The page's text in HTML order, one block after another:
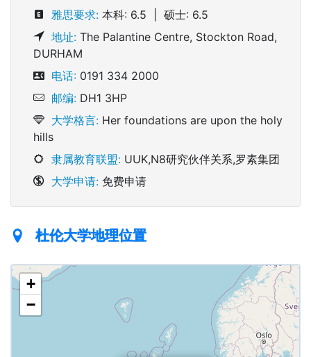
雅思要求: 本科: 6.5 | 硕士: 6.5
地址: The Palantine Centre, Stockton Road,
DURHAM
电话: 0191 334 2000
邮编: DH1 3HP
大学格言: Her foundations are upon the holy
hills
隶属教育联盟: UUK,N8研究伙伴关系,罗素集团
大学申请: 免费申请
杜伦大学地理位置
+
−